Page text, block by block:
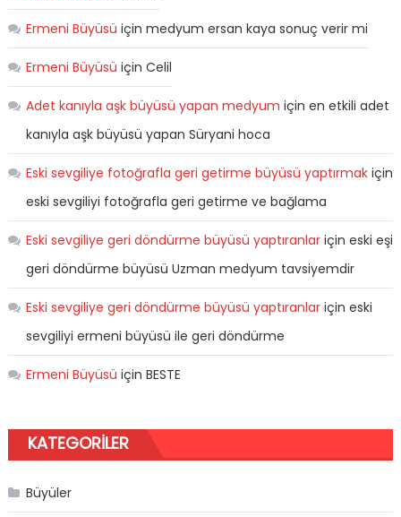
Ermeni Büyüsü için medyum ersan kaya sonuç verir mi
Ermeni Büyüsü için Celil
Adet kanıyla aşk büyüsü yapan medyum için en etkili adet
kanıyla aşk büyüsü yapan Süryani hoca
Eski sevgiliye fotoğrafla geri getirme büyüsü yaptırmakiçin
eski sevgiliyi fotoğrafla geri getirme ve bağlama
Eski sevgiliye geri döndürme büyüsü yaptıranlariçin eski eşi
geri döndürme büyüsü Uzman medyum tavsiyemdir
Eski sevgiliye geri döndürme büyüsü yaptıranlariçin eski
sevgiliyi ermeni büyüsü ile geri döndürme
Ermeni Büyüsü için BESTE
KATEGORILER
Büyüler